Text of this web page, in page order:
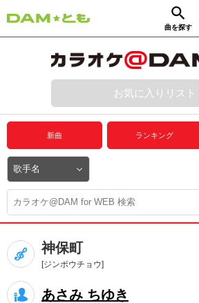
曲を探す
動画からさがす
ログイン
プレミアムサービス
DAM★とも動画
DAM★とも録音
カラオケ＠DAM
ユーザー検索
キャンペーン
お気に入りリスト
新曲 ランキング
神保町
[ジンボウチョウ]
あさみ ちゆき